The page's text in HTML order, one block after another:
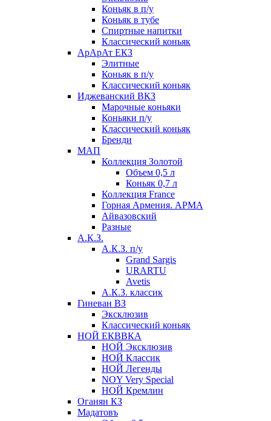
Коньяк в п/у
Коньяк в тубе
Спиртные напитки
Классический коньяк
АрАрАт ЕКЗ
Элитные
Коньяк в п/у
Классический коньяк
Иджеванский ВКЗ
Марочные коньяки
Коньяки п/у
Классический коньяк
Бренди
МАП
Коллекция Золотой
Объем 0,5 л
Коньяк 0,7 л
Коллекция France
Горная Армения. АРМА
Айвазовский
Разные
А.К.З.
А.К.З. п/у
Grand Sargis
URARTU
Avetis
А.К.З. классик
Гиневан ВЗ
Эксклюзив
Классический коньяк
НОЙ ЕКВВКА
НОЙ Эксклюзив
НОЙ Классик
НОЙ Легенды
NOY Very Speсial
НОЙ Кремлин
Оганян КЗ
Мадатовъ